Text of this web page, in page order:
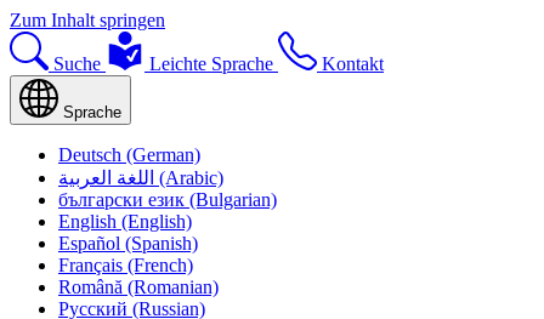
Zum Inhalt springen
Suche Leichte Sprache Kontakt
Sprache
Deutsch (German)
اللغة العربية (Arabic)
български език (Bulgarian)
English (English)
Español (Spanish)
Français (French)
Română (Romanian)
Русский (Russian)